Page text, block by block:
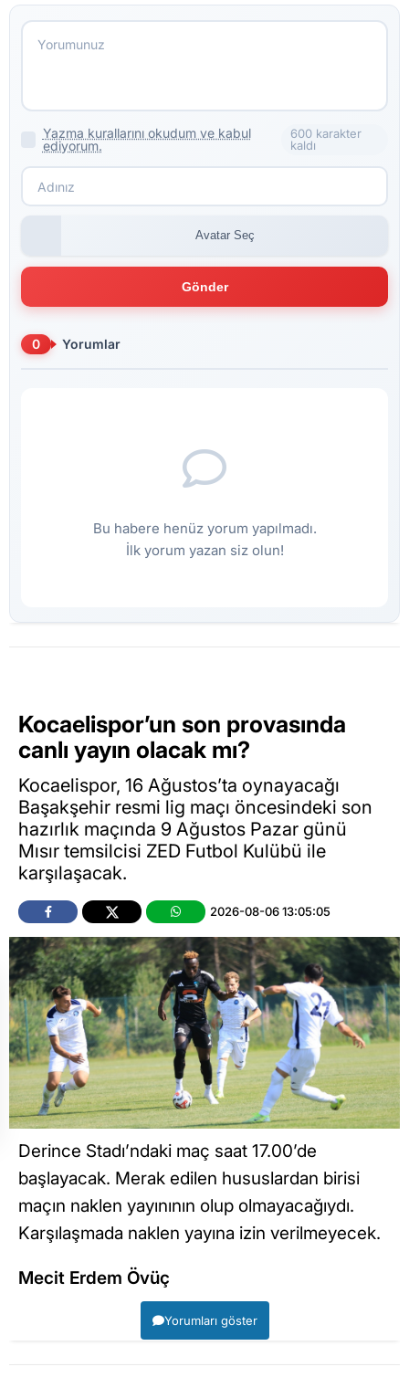
Yazma kurallarını okudum ve kabul
ediyorum.
600 karakter
kaldı
Avatar Seç
Gönder
0 Yorumlar
Bu habere henüz yorum yapılmadı.
İlk yorum yazan siz olun!
Kocaelispor’un son provasında
canlı yayın olacak mı?
Kocaelispor, 16 Ağustos’ta oynayacağı
Başakşehir resmi lig maçı öncesindeki son
hazırlık maçında 9 Ağustos Pazar günü
Mısır temsilcisi ZED Futbol Kulübü ile
karşılaşacak.
2026-08-06 13:05:05
Derince Stadı’ndaki maç saat 17.00’de
başlayacak. Merak edilen hususlardan birisi
maçın naklen yayınının olup olmayacağıydı.
Karşılaşmada naklen yayına izin verilmeyecek.
Mecit Erdem Övüç
Yorumları göster